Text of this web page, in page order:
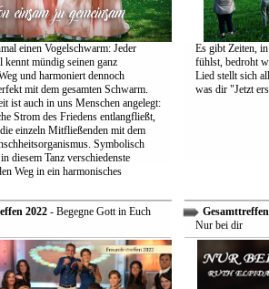
einen Vogelschwarm: Jeder
kennt mündig seinen ganz
und harmoniert dennoch
mit dem gesamten Schwarm.
ist auch in uns Menschen angelegt:
Strom des Friedens entlangfließt,
einzeln Mitfließenden mit dem
Symbolisch
diesem Tanz verschiedenste
Weg in ein harmonisches
Es gibt Zeiten,
fühlst, bedroht
Lied stellt sich
was dir "Jetzt
2022- Begegne Gott in Euch
Nur bei dir